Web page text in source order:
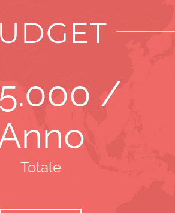
.000 /
Totale